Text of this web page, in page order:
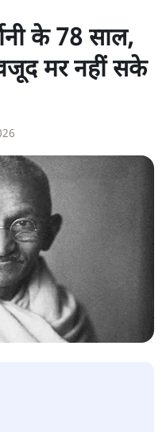
के 78 साल,
मर नहीं सके